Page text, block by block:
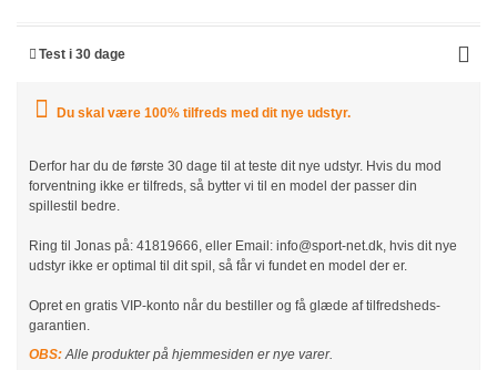
Test i 30 dage
Du skal være 100% tilfreds med dit nye udstyr.
Derfor har du de første 30 dage til at teste dit nye udstyr. Hvis du mod
forventning ikke er tilfreds, så bytter vi til en model der passer din
spillestil bedre.
Ring til Jonas på: 41819666, eller Email: info@sport-net.dk, hvis dit nye
udstyr ikke er optimal til dit spil, så får vi fundet en model der er.
Opret en gratis VIP-konto når du bestiller og få glæde af tilfredsheds-
garantien.
OBS:Alle produkter på hjemmesiden er nye varer.